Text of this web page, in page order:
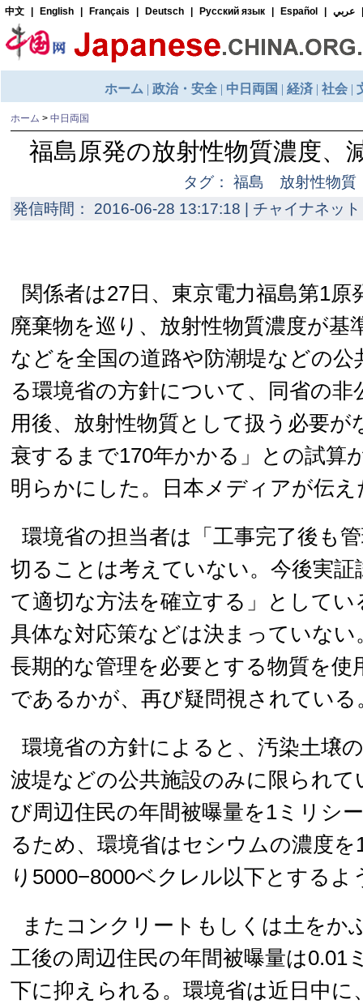
ホーム > 中日両国
福島原発の放射性物質濃度、
タグ： 福島 放射性物質
発信時間： 2016-06-28 13:17:18 | チャイナネッ
関係者は27日、東京電力福島第1原
廃棄物を巡り、放射性物質濃度が基
などを全国の道路や防潮堤などの公
る環境省の方針について、同省の非
用後、放射性物質として扱う必要が
衰するまで170年かかる」との試算
明らかにした。日本メディアが伝え
環境省の担当者は「工事完了後も
切ることは考えていない。今後実証
て適切な方法を確立する」としてい
具体な対応策などは決まっていない
長期的な管理を必要とする物質を使
であるかが、再び疑問視されている
環境省の方針によると、汚染土壌
波堤などの公共施設のみに限られて
び周辺住民の年間被曝量を1ミリシ
るため、環境省はセシウムの濃度
り5000−8000ベクレル以下とするよ
またコンクリートもしくは土をか
工後の周辺住民の年間被曝量は0.01
下に抑えられる。環境省は近日中に